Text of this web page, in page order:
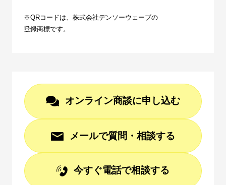
※QRコードは、株式会社デンソーウェーブの
登録商標です。
オンライン商談に申し込む
メールで質問・相談する
今すぐ電話で相談する